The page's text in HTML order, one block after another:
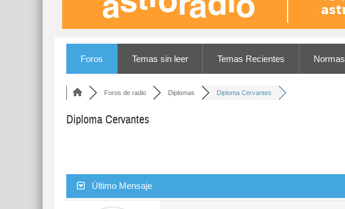
Foros Temas sin leer Temas Recientes Normas
Foros de radio Diplomas Diploma Cervantes
Diploma Cervantes
Último Mensaje